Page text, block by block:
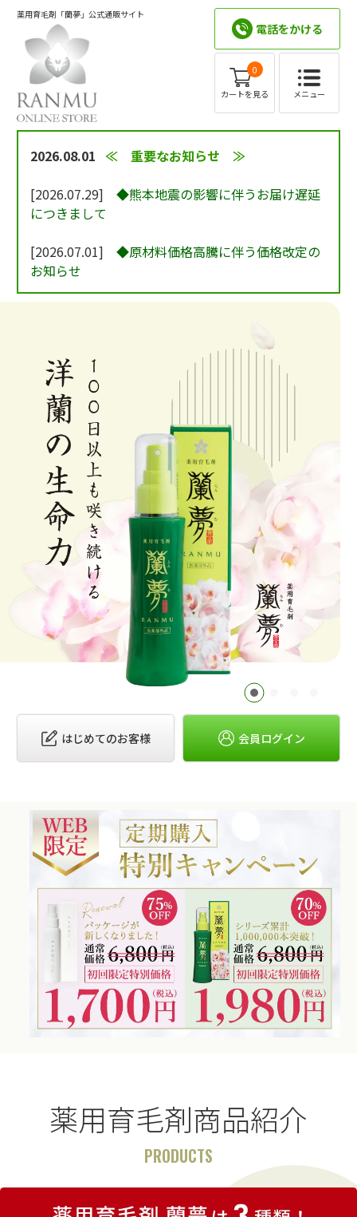
薬用育毛剤「蘭夢」公式通販サイト
電話をかける
0
カートを見る メニュー
2026.08.01 ≪ 重要なお知らせ ≫
[2026.07.29] ◆熊本地震の影響に伴うお届け遅延
につきまして
[2026.07.01] ◆原材料価格高騰に伴う価格改定の
お知らせ
はじめてのお客様 会員ログイン
薬用育毛剤商品紹介
PRODUCTS